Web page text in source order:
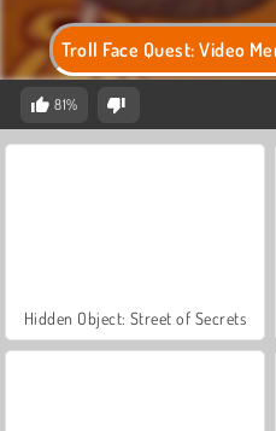
Troll Face Quest: Video
81%
Hidden Object: Street of Secrets